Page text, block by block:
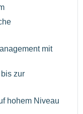
mit
zur
hohem Niveau